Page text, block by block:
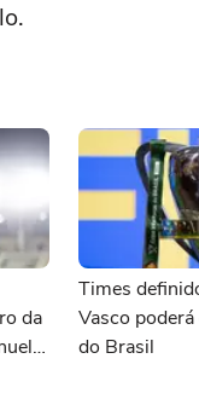
da
Times
Vasco
do Brasil